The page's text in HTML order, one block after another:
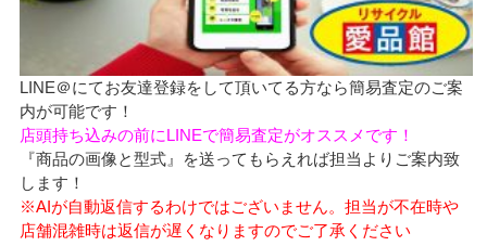
LINE＠にてお友達登録をして頂いてる方なら簡易査定のご案
内が可能です！
店頭持ち込みの前にLINEで簡易査定がオススメです！
『商品の画像と型式』を送ってもらえれば担当よりご案内致
します！
※AIが自動返信するわけではございません。担当が不在時や
店舗混雑時は返信が遅くなりますのでご了承ください